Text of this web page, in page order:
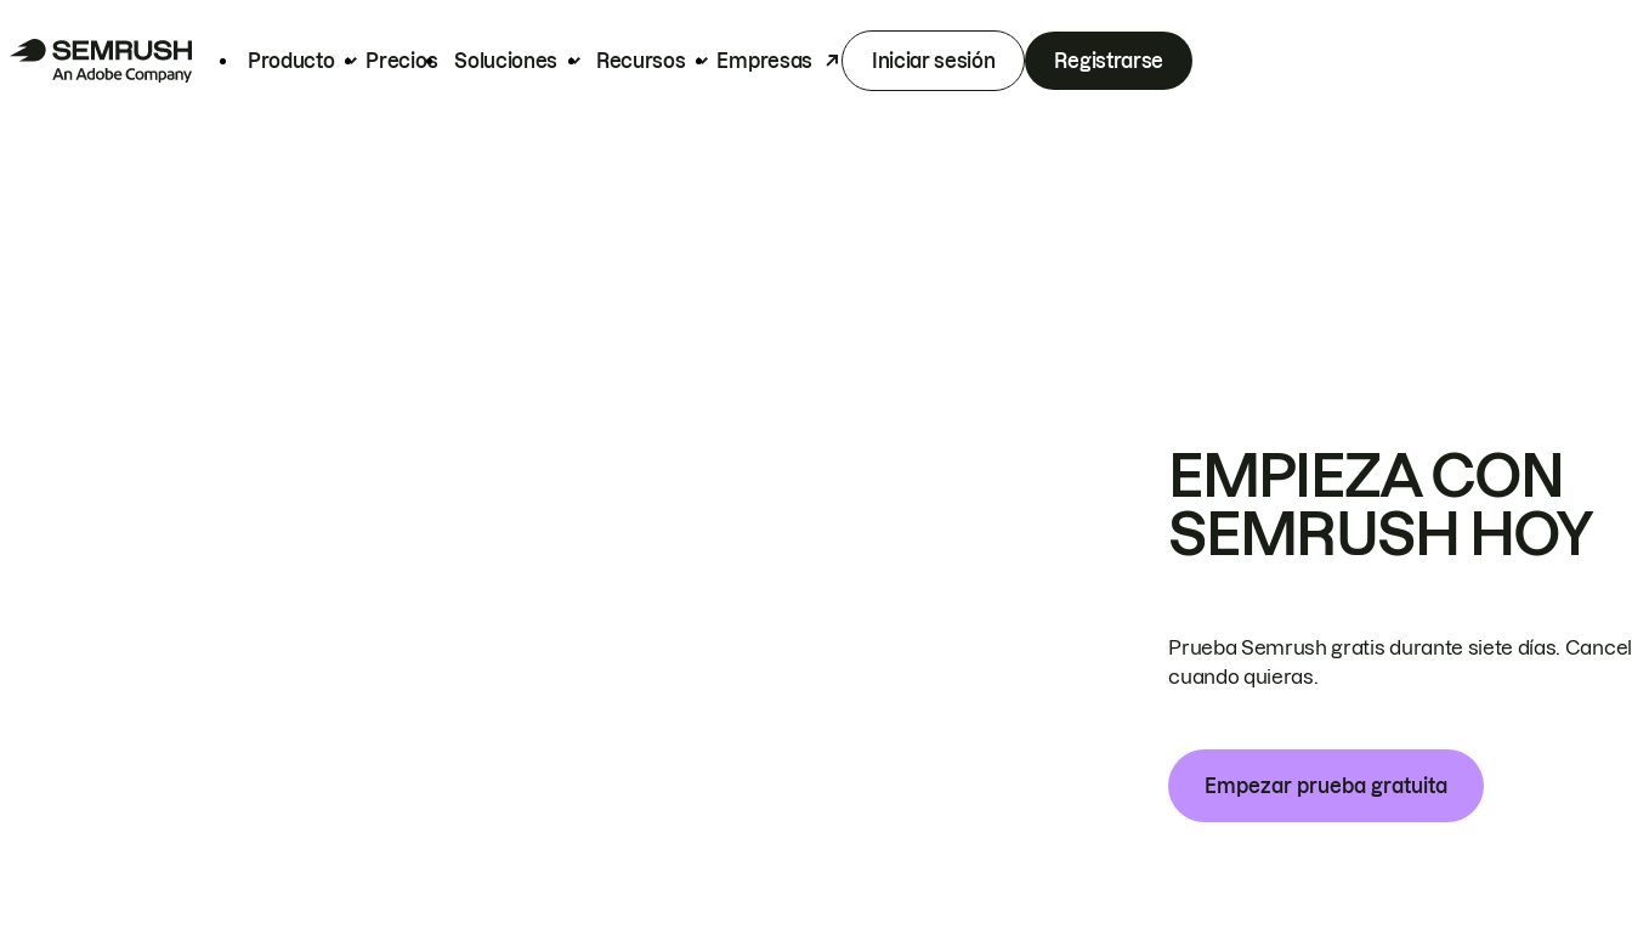
Producto Precios Soluciones Recursos Empresas Iniciar sesión Registrarse
EMPIEZA CON
SEMRUSH HOY
Prueba Semrush gratis durante siete días.
cuando quieras.
Empezar prueba gratuita